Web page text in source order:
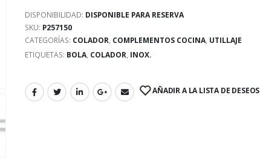
DISPONIBILIDAD: DISPONIBLE PARA RESERVA
SKU: P257150
CATEGORÍAS: COLADOR, COMPLEMENTOS COCINA, UTILLAJE
ETIQUETAS: BOLA, COLADOR, INOX.
AÑADIR A LA LISTA DE DESEOS